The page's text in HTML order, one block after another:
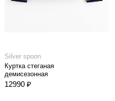
Silver spoon
Куртка стеганая
демисезонная
12990 ₽